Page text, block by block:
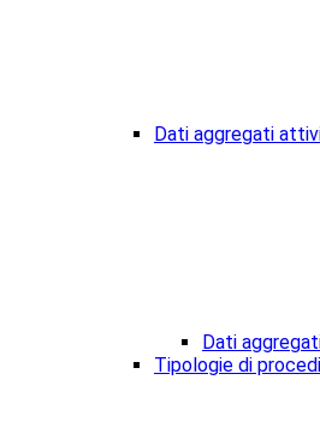
Dati aggregati
Dati
Tipologie di